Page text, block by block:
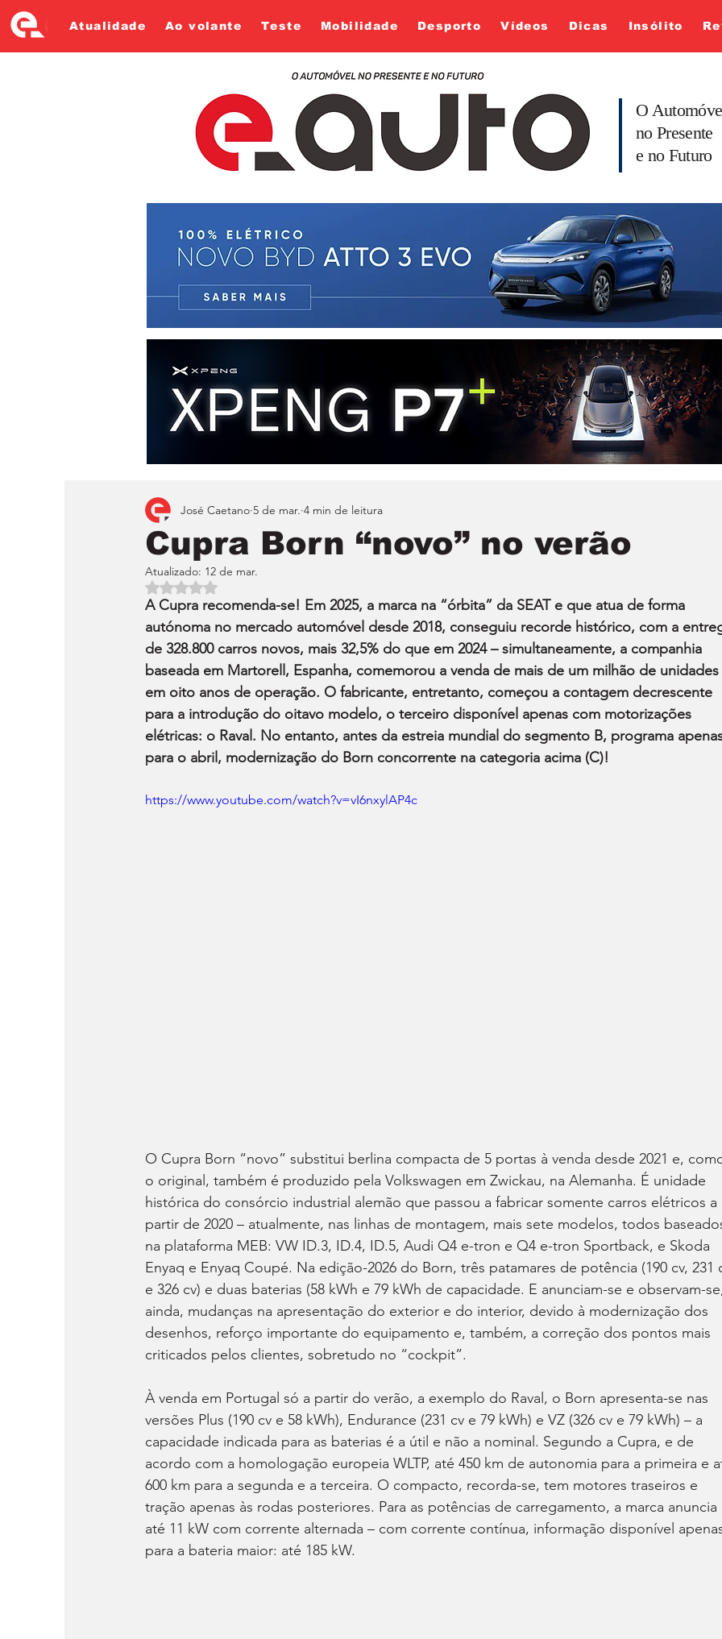
Atualidade Ao volante Teste Mobilidade Desporto Vídeos Dicas Insólito
O
no Presente
e no Futuro
Cupra Born “novo” no verão
José Caetano 5 de mar. 4 min de leitura
Atualizado: 12 de mar.
Avaliado com NaN de 5 estrelas.
A Cupra recomenda-se! Em 2025, a marca na “órbita” da SEAT e que atua de forma
autónoma no mercado automóvel desde 2018, conseguiu recorde histórico, com a
de 328.800 carros novos, mais 32,5% do que em 2024 – simultaneamente, a companhia
baseada em Martorell, Espanha, comemorou a venda de mais de um milhão de unidades
em oito anos de operação. O fabricante, entretanto, começou a contagem decrescente
para a introdução do oitavo modelo, o terceiro disponível apenas com motorizações
elétricas: o Raval. No entanto, antes da estreia mundial do segmento B, programa
para o abril, modernização do Born concorrente na categoria acima (C)!
https://www.youtube.com/watch?v=vI6nxylAP4c
O Cupra Born “novo” substitui berlina compacta de 5 portas à venda desde 2021 e,
o original, também é produzido pela Volkswagen em Zwickau, na Alemanha. É unidade
histórica do consórcio industrial alemão que passou a fabricar somente carros elétricos a
partir de 2020 – atualmente, nas linhas de montagem, mais sete modelos, todos
na plataforma MEB: VW ID.3, ID.4, ID.5, Audi Q4 e-tron e Q4 e-tron Sportback, e Skoda
Enyaq e Enyaq Coupé. Na edição-2026 do Born, três patamares de potência (190 cv, 231
e 326 cv) e duas baterias (58 kWh e 79 kWh de capacidade. E anunciam-se e observam-
ainda, mudanças na apresentação do exterior e do interior, devido à modernização dos
desenhos, reforço importante do equipamento e, também, a correção dos pontos mais
criticados pelos clientes, sobretudo no “cockpit”.
À venda em Portugal só a partir do verão, a exemplo do Raval, o Born apresenta-se nas
versões Plus (190 cv e 58 kWh), Endurance (231 cv e 79 kWh) e VZ (326 cv e 79 kWh) – a
capacidade indicada para as baterias é a útil e não a nominal. Segundo a Cupra, e de
acordo com a homologação europeia WLTP, até 450 km de autonomia para a primeira e
600 km para a segunda e a terceira. O compacto, recorda-se, tem motores traseiros e
tração apenas às rodas posteriores. Para as potências de carregamento, a marca anuncia
até 11 kW com corrente alternada – com corrente contínua, informação disponível
para a bateria maior: até 185 kW.